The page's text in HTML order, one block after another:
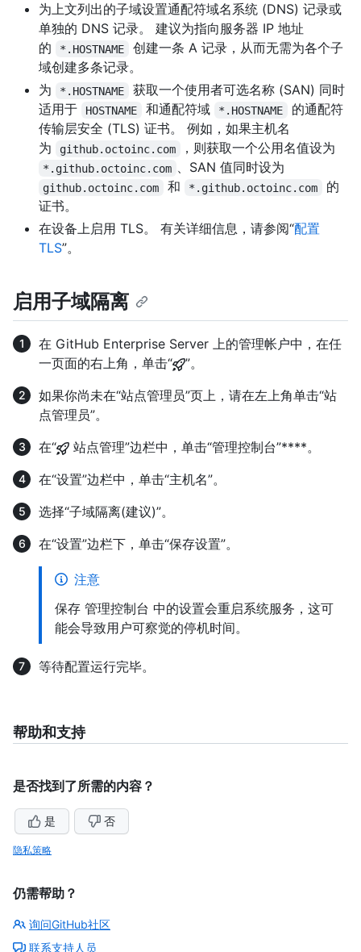
为上文列出的子域设置通配符域名系统 (DNS) 记录或
单独的 DNS 记录。 建议为指向服务器 IP 地址
的
*.HOSTNAME
创建一条 A 记录，从而无需为各个子
域创建多条记录。
为
*.HOSTNAME
获取一个使用者可选名称 (SAN) 同时
适用于
HOSTNAME 和通配符域 *.HOSTNAME
的通配符
传输层安全 (TLS) 证书。 例如，如果主机名
为
github.octoinc.com ，则获取一个公用名值设为
*.github.octoinc.com 、SAN 值同时设为
github.octoinc.com 和 *.github.octoinc.com
的
证书。
在设备上启用 TLS。 有关详细信息，请参阅“配置
TLS”。
启用子域隔离
在 GitHub Enterprise Server 上的管理帐户中，在任
一页面的右上角，单击“
”。
如果你尚未在“站点管理员”页上，请在左上角单击“站
点管理员”。
在“
站点管理”边栏中，单击“管理控制台”****。
在“设置”边栏中，单击“主机名”。
选择“子域隔离(建议)”。
在“设置”边栏下，单击“保存设置”。
注意
保存 管理控制台 中的设置会重启系统服务，这可
能会导致用户可察觉的停机时间。
等待配置运行完毕。
帮助和支持
是否找到了所需的内容？
是 否
隐私策略
仍需帮助？
询问GitHub社区
联系支持人员